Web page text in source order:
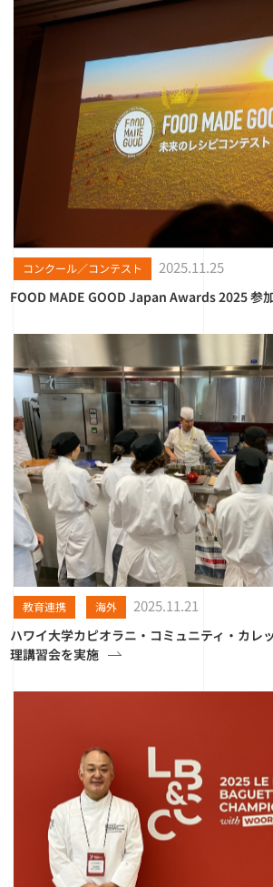
コンクール／コンテスト 2025.11.25
FOOD MADE GOOD Japan Awards 2025 参
教育連携 海外 2025.11.21
ハワイ大学カピオラニ・コミュニティ・カレ
理講習会を実施